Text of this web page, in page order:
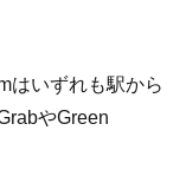
はいずれも駅から
やGreen